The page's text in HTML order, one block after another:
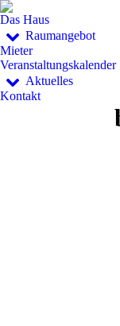
Das Haus
Raumangebot
Mieter
Veranstaltungskalender
Aktuelles
Kontakt